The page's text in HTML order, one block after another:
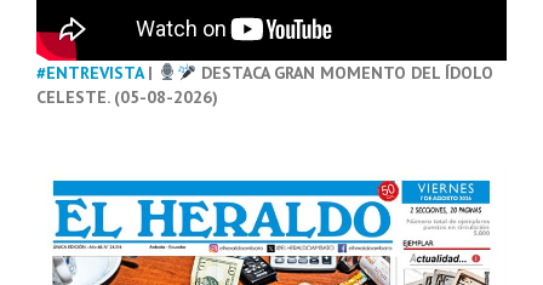
#ENTREVISTA|
DESTACA GRAN MOMENTO DEL ÍDOLO
CELESTE. (05-08-2026)